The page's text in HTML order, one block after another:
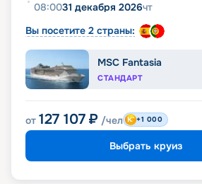
08:0031 декабря 2026чт
Вы посетите 2 страны:
MSC Fantasia
СТАНДАРТ
от 127 107 ₽ /чел +1 000
Выбрать круиз